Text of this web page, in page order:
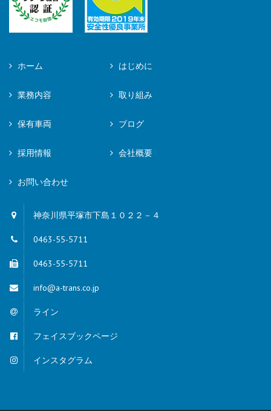
ホーム はじめに
業務内容 取り組み
保有車両 ブログ
採用情報 会社概要
お問い合わせ
神奈川県平塚市下島１０２２－４
0463-55-5711
0463-55-5711
info@a-trans.co.jp
ライン
フェイスブックページ
インスタグラム